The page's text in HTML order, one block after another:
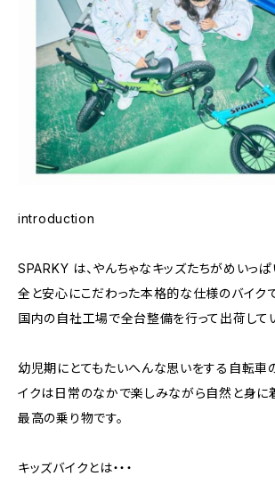
introduction
SPARKY は、やんちゃなキッズたちがめいっぱ
全と安心にこだわった本格的な仕様のバイクで
国内の自社工場で全台整備を行って出荷してい
幼児期にとてもたいへんな思いをする自転車
イクは日常のなかで楽しみながら自然と身に
最高の乗り物です。
キッズバイクとは・・・